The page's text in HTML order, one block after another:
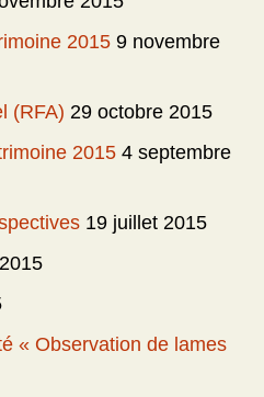
2015 9 novembre
(RFA) 29 octobre 2015
2015 4 septembre
19 juillet 2015
« Observation de lames